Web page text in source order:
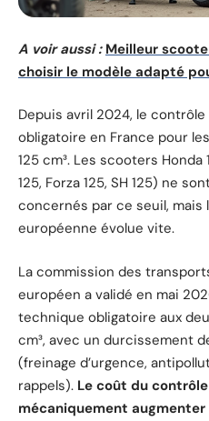
A voir aussi : Meilleur
choisir le modèle adapté
Depuis avril 2024, le
obligatoire en France pour
125 cm³. Les scooters
125, Forza 125, SH 125) ne
concernés par ce seuil, mais
européenne évolue vite.
La commission des
européen a validé en mai
technique obligatoire aux
cm³, avec un durcissement
(freinage d’urgence,
rappels). Le coût du
mécaniquement augmenter